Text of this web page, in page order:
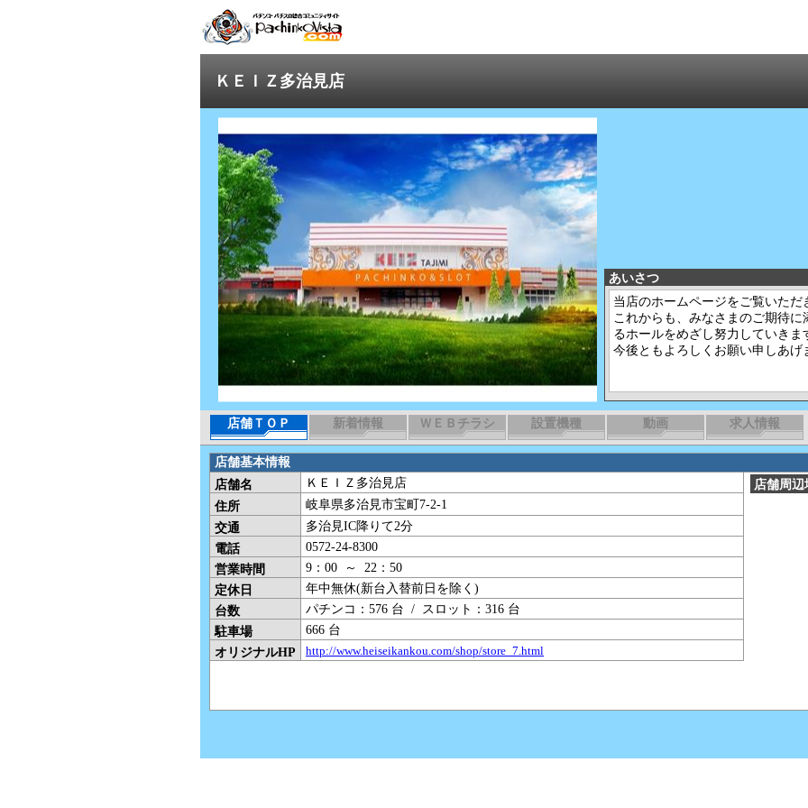
ＫＥＩＺ多治見店
あいさつ
当店のホームページをご覧いた
これからも、みなさまのご期待
るホールをめざし努力していきま
今後ともよろしくお願い申しあげ
店舗ＴＯＰ 新着情報 ＷＥＢチラシ 設置機種 動画 求人情報
店舗基本情報
店舗周辺
店舗名
ＫＥＩＺ多治見店
住所
岐阜県多治見市宝町7-2-1
交通
多治見IC降りて2分
電話
0572-24-8300
営業時間
9：00 ～ 22：50
定休日
年中無休(新台入替前日を除く)
台数
パチンコ：576 台 / スロット：316 台
駐車場
666 台
オリジナルHP
http://www.heiseikankou.com/shop/store_7.html